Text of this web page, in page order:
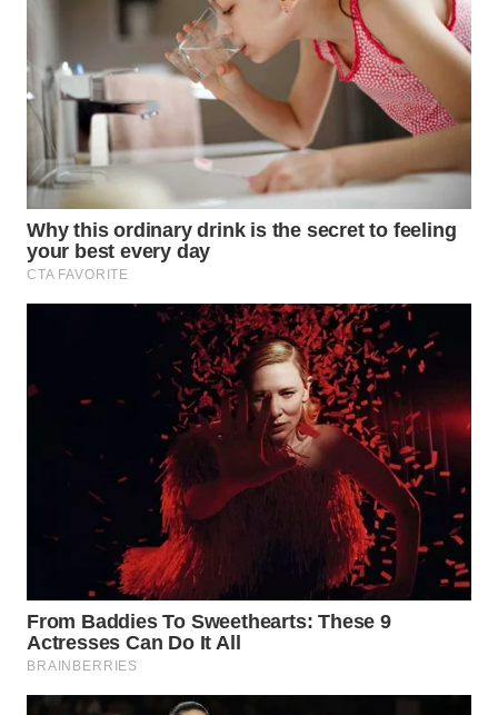
TIMUR
WN
SEMARANG
SOLO
WN
MADURA
SURABAYA
WN
BINTAN